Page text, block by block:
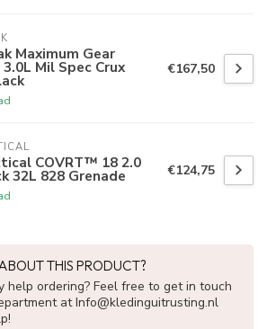
Maximum Gear
Mil Spec Crux €167,50
COVRT™ 18 2.0
32L 828 Grenade €124,75
THIS PRODUCT?
help ordering? Feel free to get in touch
atInfo@kledinguitrusting.nl